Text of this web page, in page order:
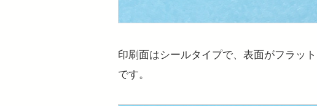
印刷面はシールタイプで、表面がフラッ
です。